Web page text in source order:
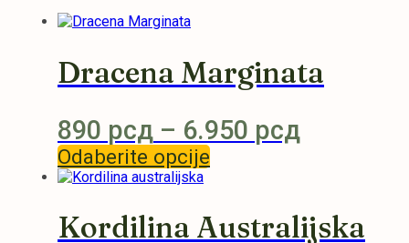
Dracena Marginata
890 рсд – 6.950 рсдRaspon
890 рсд
Odaberite opcijeOvaj
proizvod
varijanti.
Opcije
Kordilina Australijska